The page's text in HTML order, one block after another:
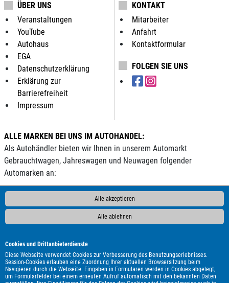
Alle akzeptieren
Alle ablehnen
Cookies und Drittanbieterdienste
Diese Webseite verwendet Cookies zur Verbesserung des Benutzungserlebnisses.
Session-Cookies erlauben eine Zuordnung Ihrer aktuellen Browsersitzung beim
Navigieren durch die Webseite. Eingaben in Formularen werden in Cookies abgelegt,
um Formularfelder bei einem erneuten Aufruf automatisch mit den bekannten Daten
ÜBER UNS
Veranstaltungen
YouTube
Autohaus
EGA
Datenschutzerklärung
Erklärung zur
Barrierefreiheit
Impressum
KONTAKT
Mitarbeiter
Anfahrt
Kontaktformular
FOLGEN SIE UNS
ALLE MARKEN BEI UNS IM AUTOHANDEL:
Als Autohändler bieten wir Ihnen in unserem Automarkt
Gebrauchtwagen, Jahreswagen und Neuwagen folgender
Automarken an:
AC ALPINA Abarth Ahorn Aixam Alfa Romeo
Andere
Audi
BAIC BAW BMW BYD Bentley
Borgward
Carthago Chausson
Dacia
Dodge Econelo
Ford
Foton GWM Geely Genesis
Harley-Davidson
Hobby
Honda Hyundai Infiniti Isuzu Itineo
Iveco
JAC
Jaecoo Jaguar Jeep KGM Kia Knaus LMC